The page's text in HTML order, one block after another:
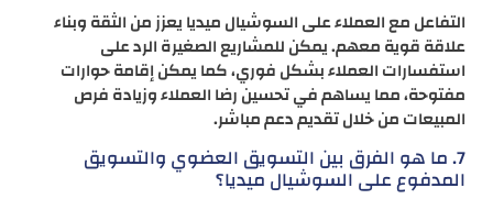
التفاعل مع العملاء على السوشيال ميديا يعزز من الثقة وبناء
علاقة قوية معهم. يمكن للمشاريع الصغيرة الرد على
استفسارات العملاء بشكل فوري، كما يمكن إقامة حوارات
مفتوحة، مما يساهم في تحسين رضا العملاء وزيادة فرص
المبيعات من خلال تقديم دعم مباشر.
7. ما هو الفرق بين التسويق العضوي والتسويق
المدفوع على السوشيال ميديا؟